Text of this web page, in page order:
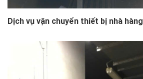
Dịch vụ vận chuyển thiết bị nhà hàng